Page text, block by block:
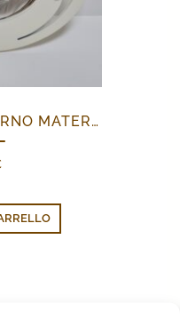
CAPEZZALE MODERNO MATERNITÀ